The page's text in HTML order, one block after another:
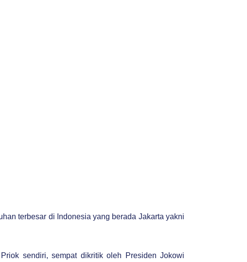
terbesar di Indonesia yang berada Jakarta yakni
sendiri, sempat dikritik oleh Presiden Jokowi